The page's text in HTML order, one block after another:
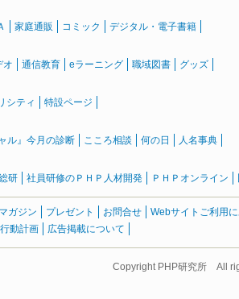
家庭通販 コミック デジタル・電子書籍
オ 通信教育 eラーニング 職域図書 グッズ
シティ 特設ページ
ル』今月の診断 こころ相談 何の日 人名事典
研 社員研修のＰＨＰ人材開発 ＰＨＰオンライン
ガジン プレゼント お問合せ Webサイトご利用
動計画 広告掲載について
Copyright PHP研究所 All